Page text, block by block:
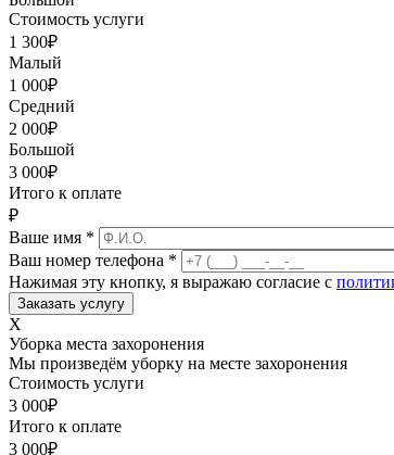
Стоимость услуги
1 300₽
Малый
1 000₽
Средний
2 000₽
Большой
3 000₽
Итого к оплате
₽
Ваше имя *
Ваш номер телефона *
Нажимая эту кнопку, я выражаю согласие с
X
Уборка места захоронения
Мы произведём уборку на месте захоронения
Стоимость услуги
3 000₽
Итого к оплате
3 000₽